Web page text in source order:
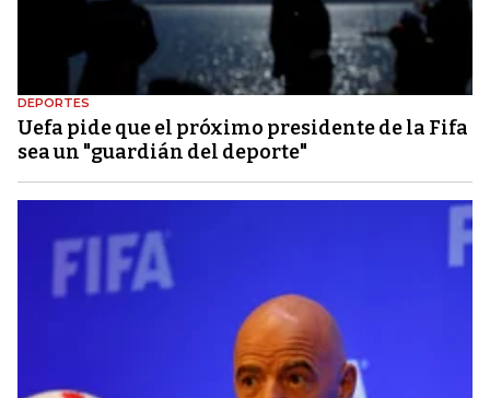
DEPORTES
Uefa pide que el próximo presidente de la Fifa
sea un "guardián del deporte"